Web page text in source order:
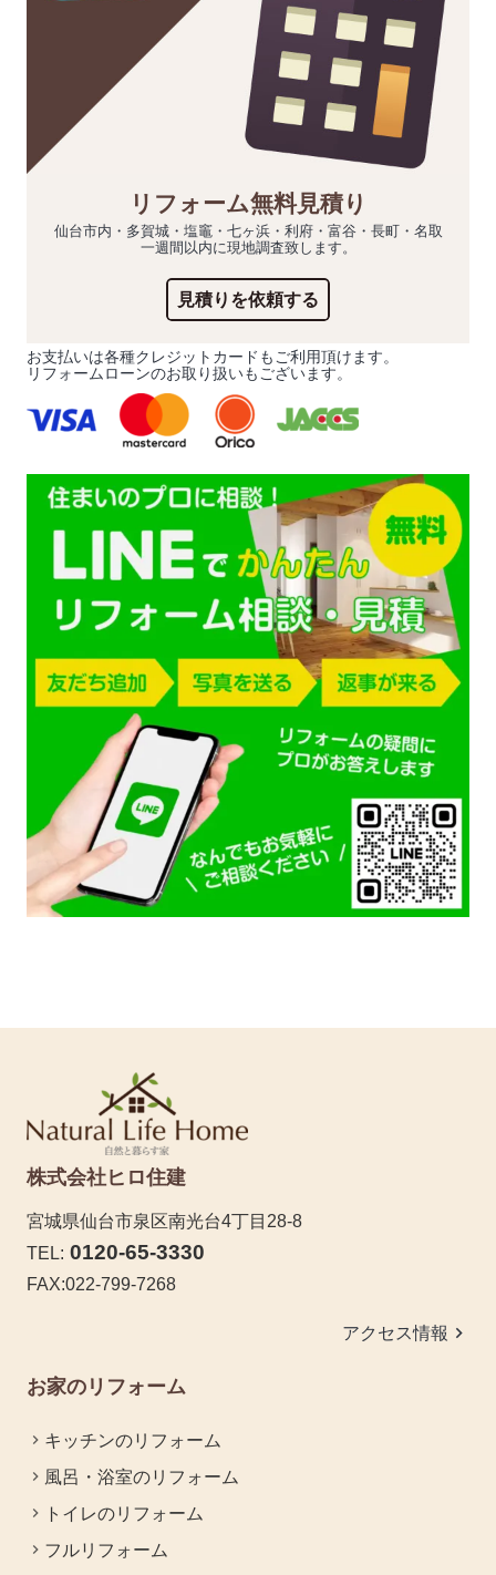
リフォーム無料見積り
仙台市内・多賀城・塩竈・七ヶ浜・利府・富谷・長町・名取
一週間以内に現地調査致します。
見積りを依頼する
お支払いは各種クレジットカードもご利用頂けます。
リフォームローンのお取り扱いもございます。
株式会社ヒロ住建
宮城県仙台市泉区南光台4丁目28-8
TEL: 0120-65-3330
FAX:022-799-7268
アクセス情報 keyboard_arrow_right
お家のリフォーム
キッチンのリフォーム
風呂・浴室のリフォーム
トイレのリフォーム
フルリフォーム